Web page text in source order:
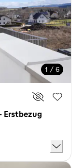
1 / 6
Erstbezug